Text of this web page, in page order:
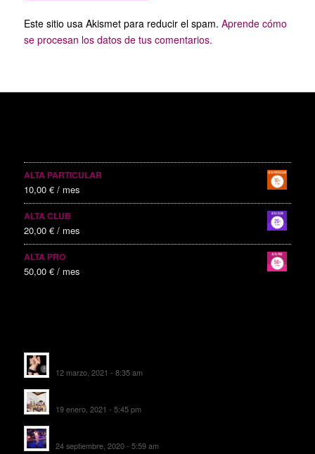
Este sitio usa Akismet para reducir el spam. Aprende cómo
se procesan los datos de tus comentarios.
ALTA PARTICULAR
10,00 € / mes
ALTA CLUB
20,00 € / mes
ALTA PRO
50,00 € / mes
12 marzo, 2021 - 8:35 am
19 enero, 2021 - 5:45 pm
24 septiembre, 2020 - 5:59 am